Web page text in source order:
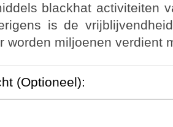
blackhat activiteiten
is de
worden miljoenen verdient
(Optioneel):